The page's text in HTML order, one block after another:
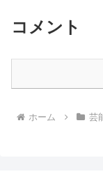
コメント
ホーム 芸